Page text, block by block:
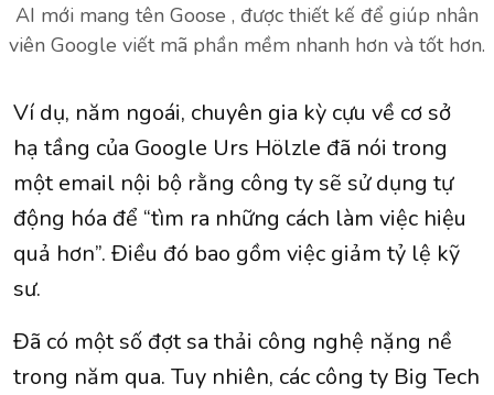
AI mới mang tên Goose , được thiết kế để giúp nhân
viên Google viết mã phần mềm nhanh hơn và tốt hơn.
Ví dụ, năm ngoái, chuyên gia kỳ cựu về cơ sở
hạ tầng của Google Urs Hölzle đã nói trong
một email nội bộ rằng công ty sẽ sử dụng tự
động hóa để “tìm ra những cách làm việc hiệu
quả hơn”. Điều đó bao gồm việc giảm tỷ lệ kỹ
sư.
Đã có một số đợt sa thải công nghệ nặng nề
trong năm qua. Tuy nhiên, các công ty Big Tech